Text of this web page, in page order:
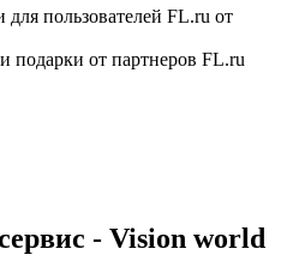
пользователей FL.ru от
подарки от партнеров FL.ru
- Vision world